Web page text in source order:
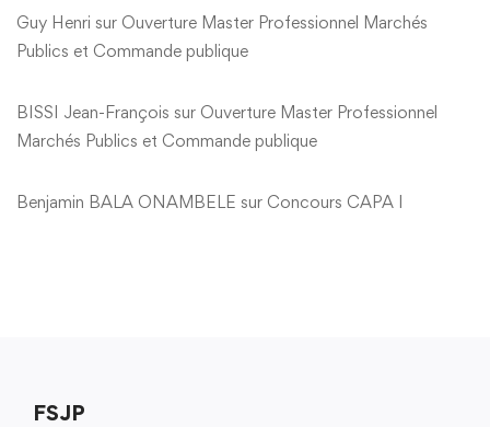
Guy Henri sur Ouverture Master Professionnel Marchés
Publics et Commande publique
BISSI Jean-François sur Ouverture Master Professionnel
Marchés Publics et Commande publique
Benjamin BALA ONAMBELE sur Concours CAPA I
FSJP